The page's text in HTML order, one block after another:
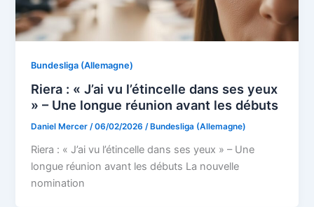
Bundesliga (Allemagne)
Riera : « J’ai vu l’étincelle dans ses yeux
» – Une longue réunion avant les débuts
Daniel Mercer/06/02/2026/ Bundesliga (Allemagne)
Riera : « J’ai vu l’étincelle dans ses yeux » – Une
longue réunion avant les débuts La nouvelle
nomination